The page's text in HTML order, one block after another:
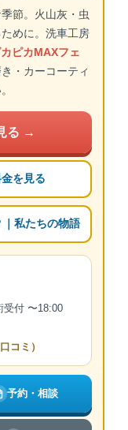
節。火山灰・虫
めに。洗車工房
ピカMAXフェ
・カーコーティ
る →
を見る
私たちの物語
受付 〜18:00
コミ）
予約・相談